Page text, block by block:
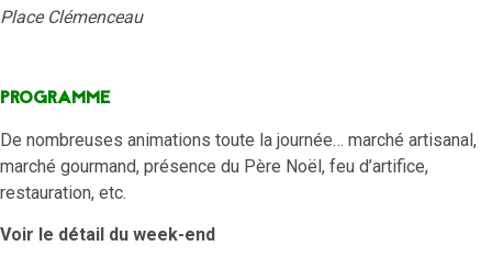
Place Clémenceau
PROGRAMME
De nombreuses animations toute la journée… marché artisanal,
marché gourmand, présence du Père Noël, feu d’artifice,
restauration, etc.
Voir le détail du week-end